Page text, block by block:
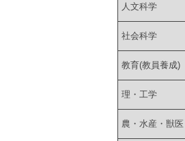
人文科学
社会科学
教育(教員養成)
理・工学
農・水産・獣医